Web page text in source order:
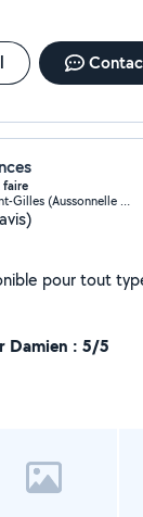
faire
La Salvetat-Saint-Gilles (Aussonnelle Rive Gauche)
pour tout
Damien : 5/5